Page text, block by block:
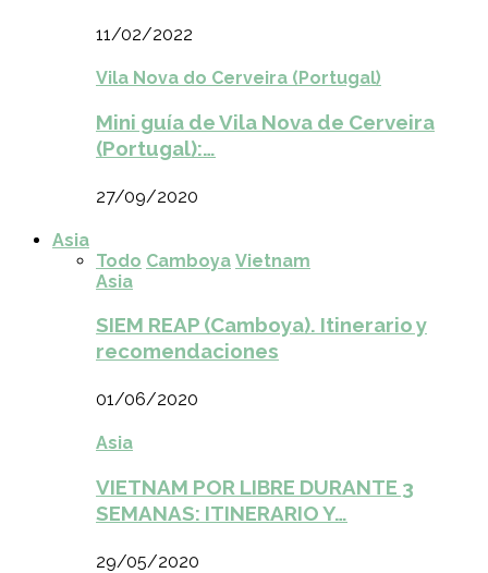
11/02/2022
Vila Nova do Cerveira (Portugal)
Mini guía de Vila Nova de Cerveira
(Portugal):…
27/09/2020
Asia
Todo Camboya Vietnam
Asia
SIEM REAP (Camboya). Itinerario y
recomendaciones
01/06/2020
Asia
VIETNAM POR LIBRE DURANTE 3
SEMANAS: ITINERARIO Y…
29/05/2020